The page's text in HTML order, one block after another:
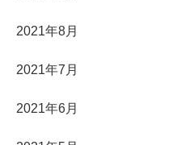
2021年8月
2021年7月
2021年6月